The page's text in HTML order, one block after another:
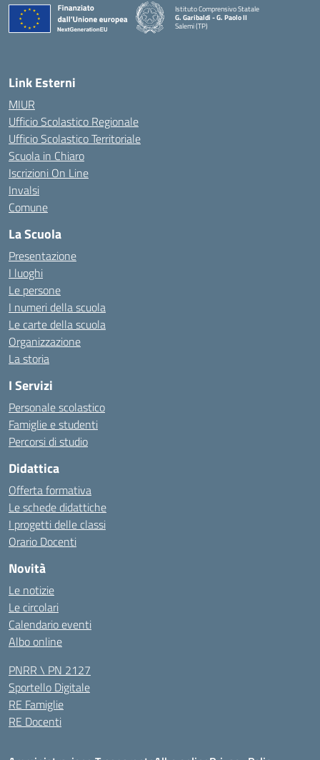
Istituto Comprensivo Statale
G. Garibaldi - G. Paolo II
Salemi (TP)
Link Esterni
MIUR
Ufficio Scolastico Regionale
Ufficio Scolastico Territoriale
Scuola in Chiaro
Iscrizioni On Line
Invalsi
Comune
La Scuola
Presentazione
I luoghi
Le persone
I numeri della scuola
Le carte della scuola
Organizzazione
La storia
I Servizi
Personale scolastico
Famiglie e studenti
Percorsi di studio
Didattica
Offerta formativa
Le schede didattiche
I progetti delle classi
Orario Docenti
Novità
Le notizie
Le circolari
Calendario eventi
Albo online
PNRR \ PN 2127
Sportello Digitale
RE Famiglie
RE Docenti